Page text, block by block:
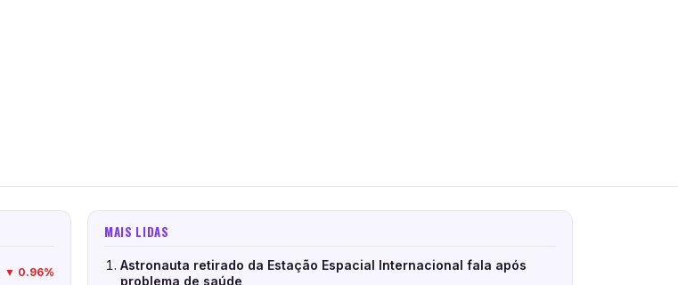
▼ 0.96%
MAIS LIDAS
Astronauta retirado da Estação Espacial Internacional fala após
problema de saúde